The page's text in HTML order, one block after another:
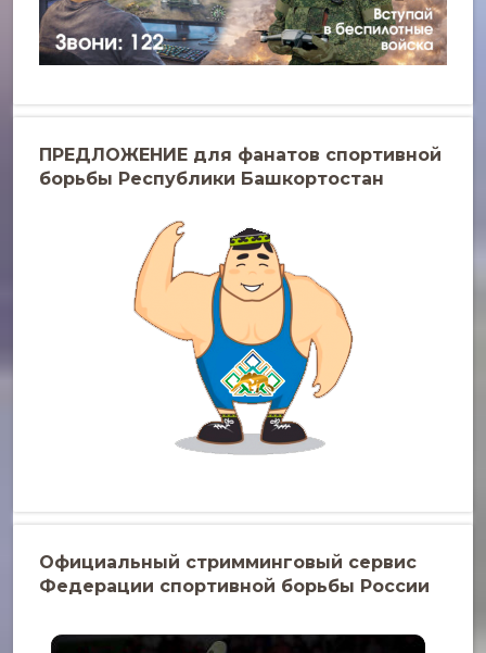
ПРЕДЛОЖЕНИЕ для фанатов спортивной
борьбы Республики Башкортостан
Официальный стримминговый сервис
Федерации спортивной борьбы России